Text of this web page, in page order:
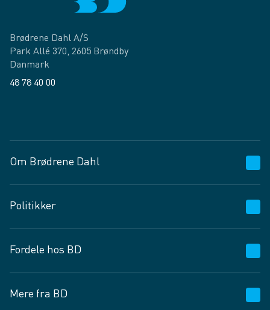
Brødrene Dahl A/S
Park Allé 370, 2605 Brøndby
Danmark
48 78 40 00
Om Brødrene Dahl
Vagttelefon 30 10 89 89
Spørgsmål og svar
Job og karriere
Fødevarekontrolrapport
Politikker
Privatlivspolitik
Cookies
Vilkår og betingelser
Fordele hos BD
BD app
Mere fra BD